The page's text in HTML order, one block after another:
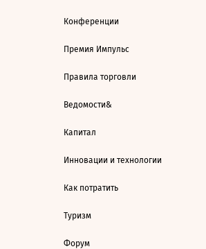
Конференции
Премия Импульс
Правила торговли
Ведомости&
Капитал
Инновации и технологии
Как потратить
Туризм
Форум